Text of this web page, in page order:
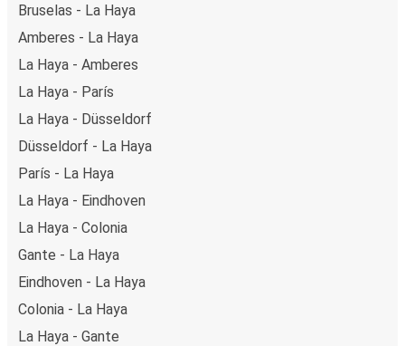
Bruselas - La Haya
Amberes - La Haya
La Haya - Amberes
La Haya - París
La Haya - Düsseldorf
Düsseldorf - La Haya
París - La Haya
La Haya - Eindhoven
La Haya - Colonia
Gante - La Haya
Eindhoven - La Haya
Colonia - La Haya
La Haya - Gante